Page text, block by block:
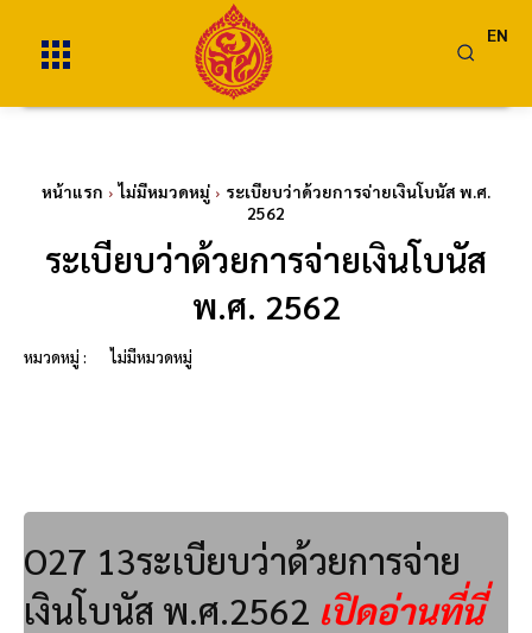
EN
หน้าแรก ไม่มีหมวดหมู่
ระเบียบว่าด้วยการจ่ายเงินโบนัส พ.ศ.
2562
ระเบียบว่าด้วยการจ่ายเงินโบนัส
พ.ศ. 2562
หมวดหมู่ : ไม่มีหมวดหมู่
O27 13ระเบียบว่าด้วยการจ่าย
เงินโบนัส พ.ศ.2562 เปิดอ่านที่นี่